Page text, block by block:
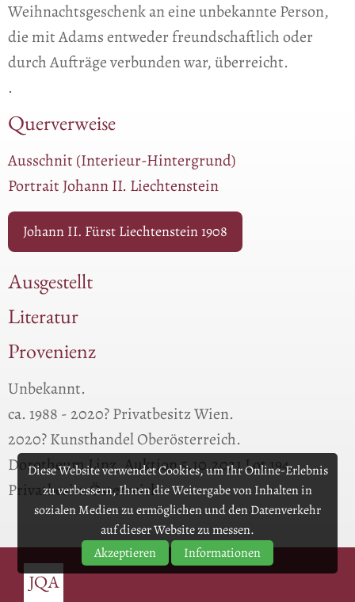
Diese Website verwendet Cookies, um Ihr Online-Erlebnis
zu verbessern, Ihnen die Weitergabe von Inhalten in
sozialen Medien zu ermöglichen und den Datenverkehr
auf dieser Website zu messen.
Akzeptieren
Informationen
Weihnachtsgeschenk an eine unbekannte Person,
die mit Adams entweder freundschaftlich oder
durch Aufträge verbunden war, überreicht.
.
Querverweise
Ausschnit (Interieur-Hintergrund)
Portrait Johann II. Liechtenstein
Johann II. Fürst Liechtenstein 1908
Ausgestellt
Literatur
Provenienz
Unbekannt.
ca. 1988 - 2020? Privatbesitz Wien.
2020? Kunsthandel Oberösterreich.
Dorotheum Linz, Auktion 5.10.2021 Lot 194.
Privatbesitz Österreich.